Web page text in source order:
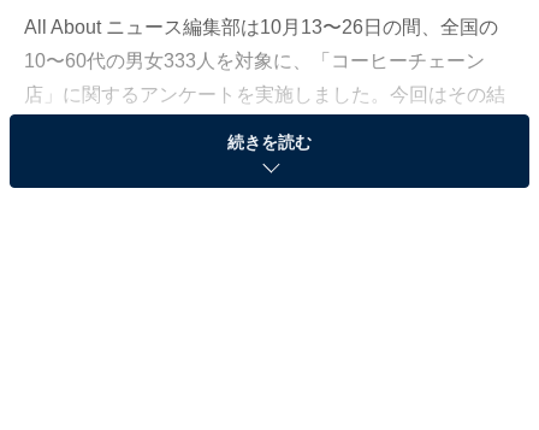
All About ニュース編集部は10月13〜26日の間、全国の
10〜60代の男女333人を対象に、「コーヒーチェーン
店」に関するアンケートを実施しました。今回はその結
果から、「コーヒーがおいしいと思うコーヒーチェーン
店」ランキングを発表します。
続きを読む